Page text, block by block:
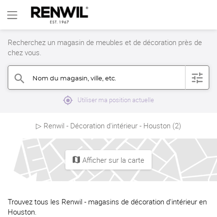
Recherchez un magasin de meubles et de décoration près de
chez vous.
search Nom du magasin, ville, etc. filter
mylocation Utiliser ma position actuelle
▷ Renwil - Décoration d'intérieur - Houston (2)
map Afficher sur la carte
Trouvez tous les Renwil - magasins de décoration d'intérieur en
Houston.